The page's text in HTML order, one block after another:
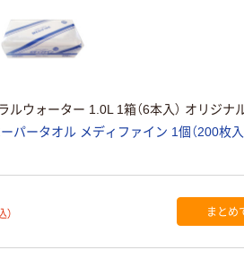
ルウォーター 1.0L 1箱（6本入） オリジナ
パータオル メディファイン 1個（200枚入
） まとめ